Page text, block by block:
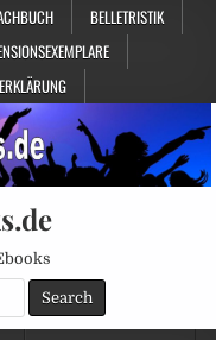
BELLETRISTIK